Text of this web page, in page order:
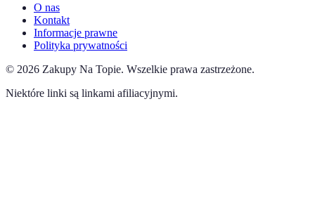
O nas
Kontakt
Informacje prawne
Polityka prywatności
© 2026 Zakupy Na Topie. Wszelkie prawa zastrzeżone.
Niektóre linki są linkami afiliacyjnymi.